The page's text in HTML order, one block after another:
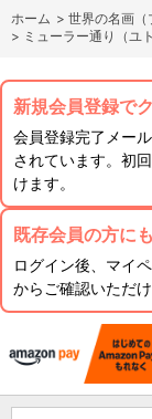
ホーム > 世界の名画（
> ミューラー通り（ユ
新規会員登録で
会員登録完了メー
されています。初
けます。
既存会員の方に
ログイン後、マイ
からご確認いただ